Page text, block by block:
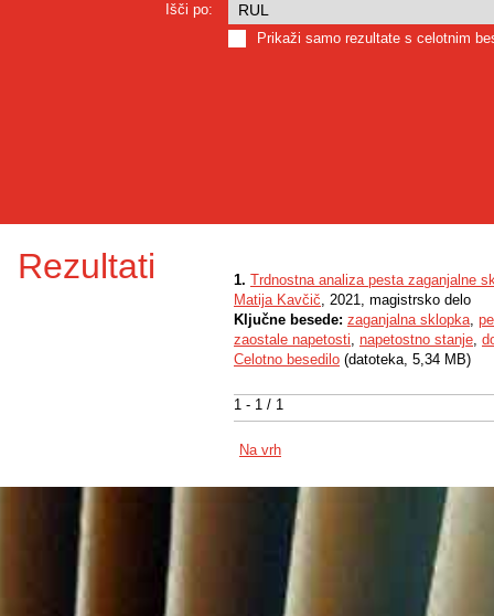
Išči po:
Prikaži samo rezultate s celotnim
Rezultati
1 - 1 / 1
1. Trdnostna analiza pesta zaganjalne
Matija Kavčič, 2021, magistrsko delo
Ključne besede: zaganjalna sklopka,
zaostale napetosti, napetostno stanje,
Celotno besedilo (datoteka, 5,34 MB)
Na vrh